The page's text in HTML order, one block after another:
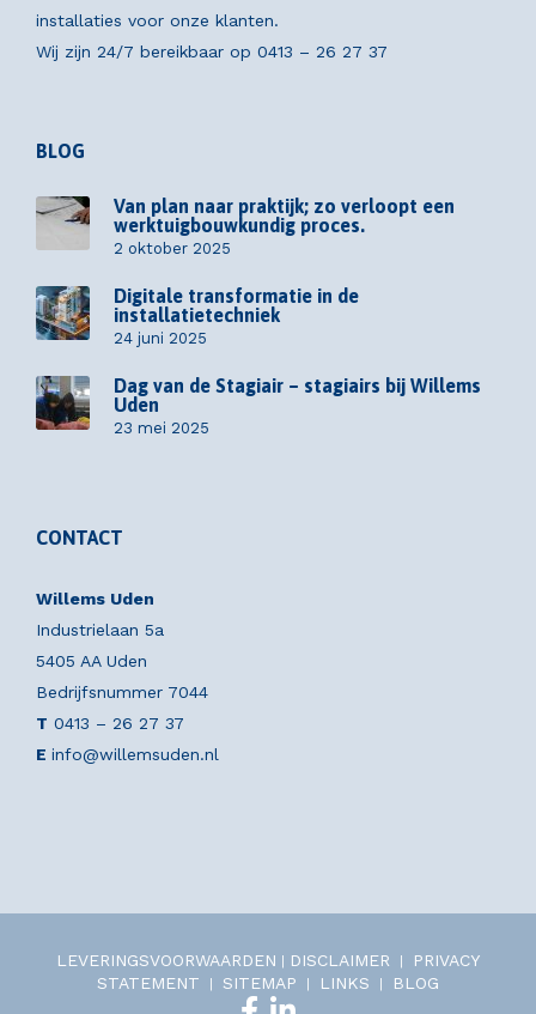
installaties voor onze klanten.
Wij zijn 24/7 bereikbaar op 0413 – 26 27 37
BLOG
Van plan naar praktijk; zo verloopt een
werktuigbouwkundig proces.
2 oktober 2025
Digitale transformatie in de
installatietechniek
24 juni 2025
Dag van de Stagiair – stagiairs bij Willems
Uden
23 mei 2025
CONTACT
Willems Uden
Industrielaan 5a
5405 AA Uden
Bedrijfsnummer 7044
T 0413 – 26 27 37
E info@willemsuden.nl
LEVERINGSVOORWAARDEN DISCLAIMER
PRIVACY
STATEMENT
SITEMAP LINKS BLOG